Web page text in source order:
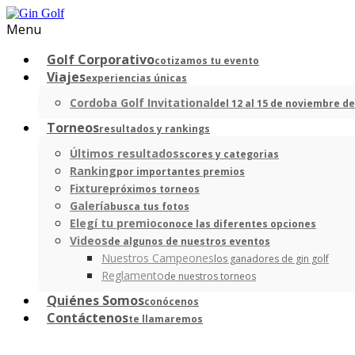
Menu
Golf Corporativocotizamos tu evento
Viajesexperiencias únicas
Cordoba Golf Invitationaldel 12 al 15 de noviembre
Torneosresultados y rankings
Últimos resultadosscores y categorias
Rankingpor importantes premios
Fixturepróximos torneos
Galeríabusca tus fotos
Elegí tu premioconoce las diferentes opciones
Videosde algunos de nuestros eventos
Nuestros Campeoneslos ganadores de gin golf
Reglamentode nuestros torneos
Quiénes Somosconócenos
Contáctenoste llamaremos